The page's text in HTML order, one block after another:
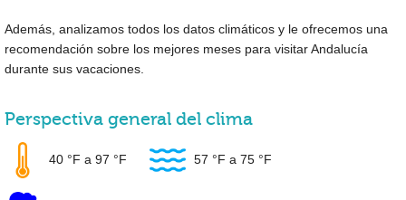
Además, analizamos todos los datos climáticos y le ofrecemos una
recomendación sobre los mejores meses para visitar Andalucía
durante sus vacaciones.
Perspectiva general del clima
40 °F a 97 °F 57 °F a 75 °F